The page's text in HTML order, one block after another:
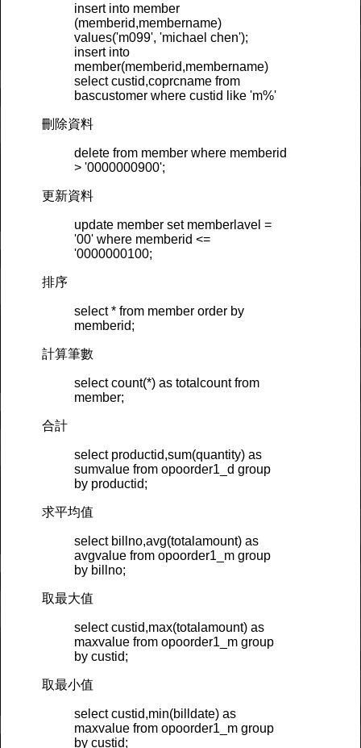
insert into member
(memberid,membername)
values('m099', 'michael chen');
insert into
member(memberid,membername)
select custid,coprcname from
bascustomer where custid like 'm%'
刪除資料
delete from member where memberid
> '0000000900';
更新資料
update member set memberlavel =
'00' where memberid <=
'0000000100;
排序
select * from member order by
memberid;
計算筆數
select count(*) as totalcount from
member;
合計
select productid,sum(quantity) as
sumvalue from opoorder1_d group
by productid;
求平均值
select billno,avg(totalamount) as
avgvalue from opoorder1_m group
by billno;
取最大值
select custid,max(totalamount) as
maxvalue from opoorder1_m group
by custid;
取最小值
select custid,min(billdate) as
maxvalue from opoorder1_m group
by custid;